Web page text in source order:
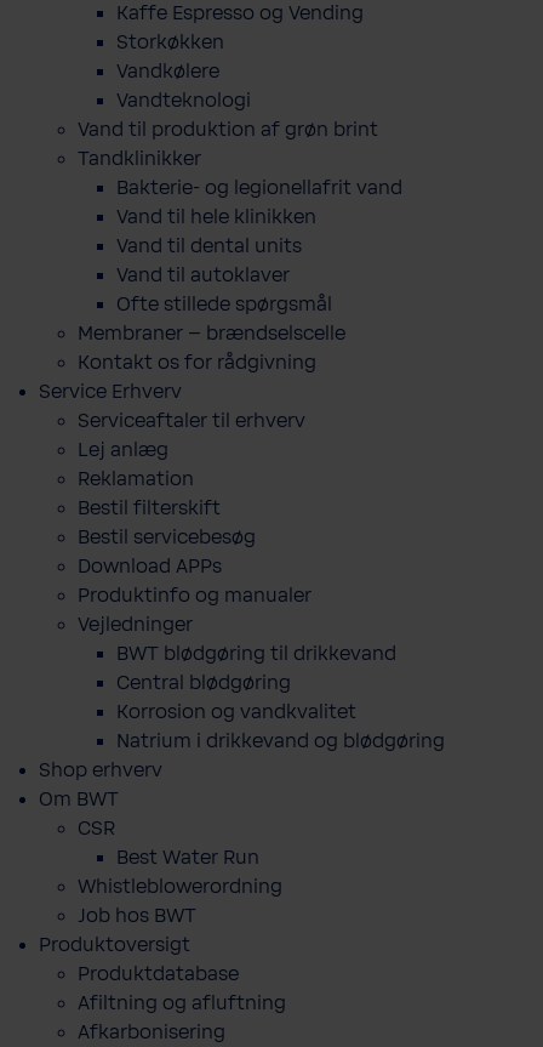
Kaffe Espresso og Vending
Storkøkken
Vandkølere
Vandteknologi
Vand til produktion af grøn brint
Tandklinikker
Bakterie-​ og legio­nel­lafrit vand
Vand til hele klinikken
Vand til dental units
Vand til autoklaver
Ofte stillede spørgsmål
Membraner – brændselscelle
Kontakt os for rådgivning
Service Erhverv
Serviceaftaler til erhverv
Lej anlæg
Reklamation
Bestil filterskift
Bestil servicebesøg
Download APPs
Produktinfo og manualer
Vejledninger
BWT blødgøring til drikkevand
Central blødgøring
Korro­sion og vand­kva­litet
Natrium i drikkevand og blødgøring
Shop erhverv
Om BWT
CSR
Best Water Run
Whistleblowerordning
Job hos BWT
Produktoversigt
Produktdatabase
​Afiltning og afluftning
Afkarbonisering